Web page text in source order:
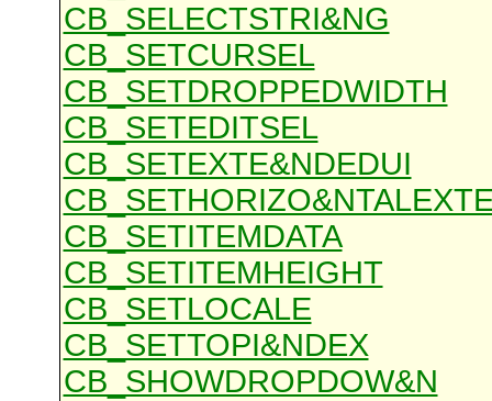
CB_SELECTSTRI&NG
CB_SETCURSEL
CB_SETDROPPEDWIDTH
CB_SETEDITSEL
CB_SETEXTE&NDEDUI
CB_SETITEMDATA
CB_SETITEMHEIGHT
CB_SETLOCALE
CB_SETTOPI&NDEX
CB_SHOWDROPDOW&N